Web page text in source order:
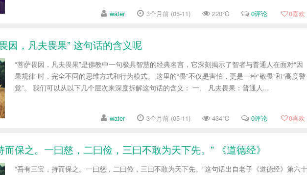
water 3个月前 (05-11) 220℃ 0评论 0喜欢
因，凡夫畏果” 这句话的含义呢
“菩萨畏因，凡夫畏果”是佛教中一句极具智慧的经典名言，它深刻揭示了智者与普通人在面对“因
果规律”时，完全不同的思维方式和行为模式。 这里的“畏”不仅是害怕，更是一种“敬畏”和“高度警
觉”。 我们可以从以下几个层次来深度拆解这句话的含义： 一、 凡夫畏果：普通人...
water 3个月前 (05-11) 434℃ 0评论 0喜欢
而保之。一曰慈，二曰俭，三曰不敢为天下先。” 《道德经》
“吾有三宝，持而保之。一曰慈，二曰俭，三曰不敢为天下先。”这句话出自老子《道德经》第六十